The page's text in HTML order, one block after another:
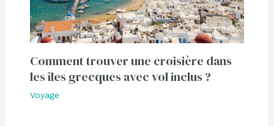
Comment trouver une croisière dans
les îles grecques avec vol inclus ?
Voyage